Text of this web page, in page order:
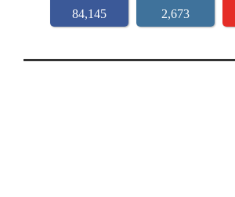
84,145 2,673